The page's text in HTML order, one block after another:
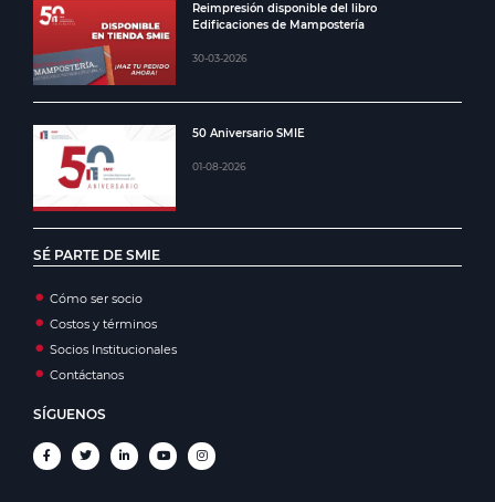
Reimpresión disponible del libro
Edificaciones de Mampostería
30-03-2026
50 Aniversario SMIE
01-08-2026
SÉ PARTE DE SMIE
Cómo ser socio
Costos y términos
Socios Institucionales
Contáctanos
SÍGUENOS